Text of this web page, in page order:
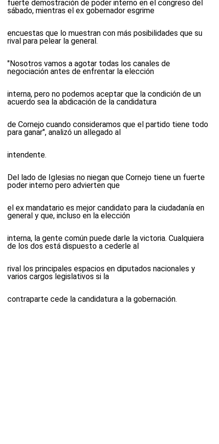
fuerte demostración de poder interno en el congreso del
sábado, mientras el ex gobernador esgrime
encuestas que lo muestran con más posibilidades que su
rival para pelear la general.
"Nosotros vamos a agotar todas los canales de
negociación antes de enfrentar la elección
interna, pero no podemos aceptar que la condición de un
acuerdo sea la abdicación de la candidatura
de Cornejo cuando consideramos que el partido tiene todo
para ganar", analizó un allegado al
intendente.
Del lado de Iglesias no niegan que Cornejo tiene un fuerte
poder interno pero advierten que
el ex mandatario es mejor candidato para la ciudadanía en
general y que, incluso en la elección
interna, la gente común puede darle la victoria. Cualquiera
de los dos está dispuesto a cederle al
rival los principales espacios en diputados nacionales y
varios cargos legislativos si la
contraparte cede la candidatura a la gobernación.